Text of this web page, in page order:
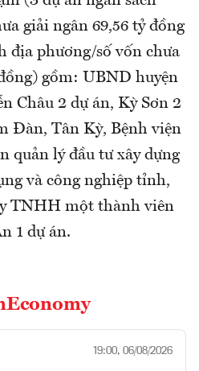
giải ngân 69,56 tỷ đồng
địa phương/số vốn chưa
gồm: UBND huyện
Châu 2 dự án, Kỳ Sơn 2
Đàn, Tân Kỳ, Bệnh viện
quản lý đầu tư xây dựng
và công nghiệp tỉnh,
TNHH một thành viên
1 dự án.
19:00, 06/08/2026